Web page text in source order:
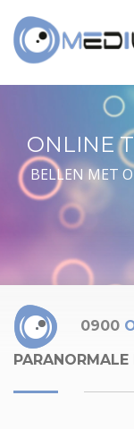
ONLINE
BELLEN MET
0900
PARANORMALE